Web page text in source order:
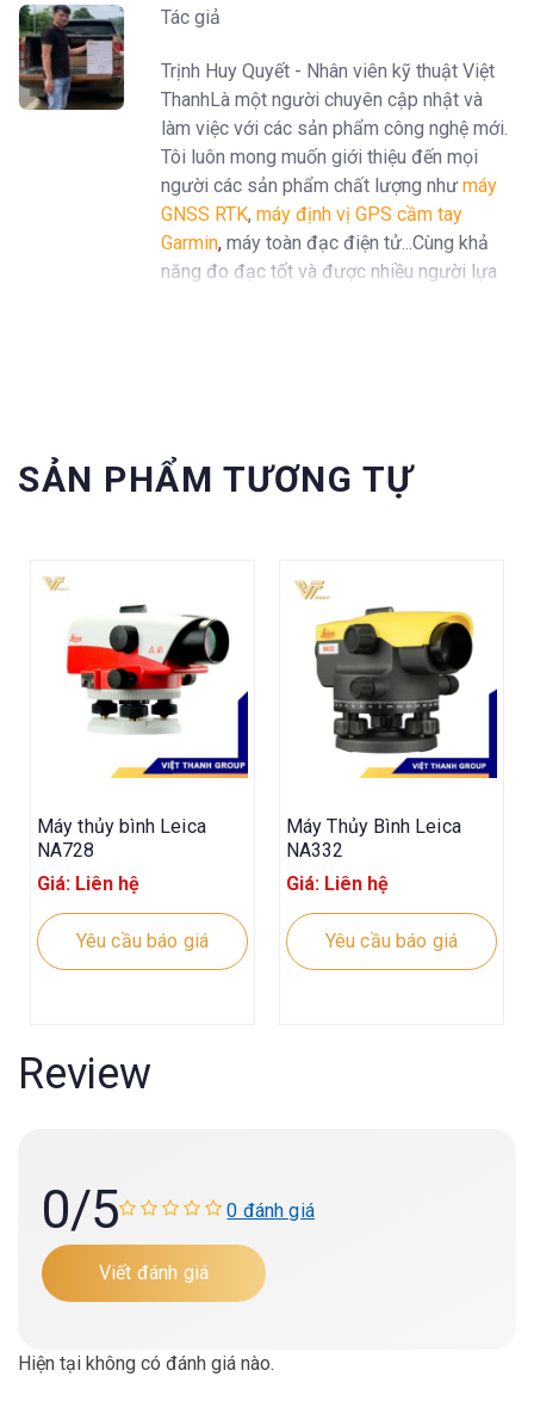
Tác giả
Trịnh Huy Quyết - Nhân viên kỹ thuật Việt
ThanhLà một người chuyên cập nhật và
làm việc với các sản phẩm công nghệ mới.
Tôi luôn mong muốn giới thiệu đến mọi
người các sản phẩm chất lượng như máy
GNSS RTK, máy định vị GPS cầm tay
Garmin, máy toàn đạc điện tử...Cùng khả
năng đo đạc tốt và được nhiều người lựa
SẢN PHẨM TƯƠNG TỰ
Máy thủy bình Leica
NA728
Giá: Liên hệ
Yêu cầu báo giá
Máy Thủy Bình Leica
NA332
Giá: Liên hệ
Yêu cầu báo giá
Review
0/5 0 đánh giá
Viết đánh giá
Hiện tại không có đánh giá nào.